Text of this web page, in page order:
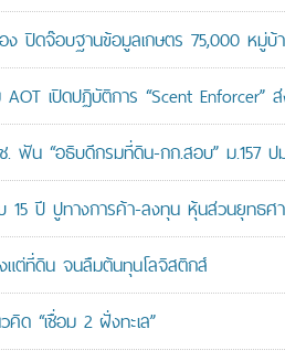
ปิดจ๊อบฐานข้อมูลเกษตร 75,000 หมู่
เปิดปฏิบัติการ “Scent Enforcer”
ฟัน “อธิบดีกรมที่ดิน-กก.สอบ” ม.157 ป
15 ปี ปูทางการค้า-ลงทุน หุ้นส่วนยุทธศ
แต่ที่ดิน จนลืมต้นทุนโลจิสติกส์
ด “เชื่อม 2 ฝั่งทะเล”